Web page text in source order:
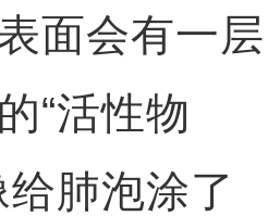
面会有一层
“活性物
给肺泡涂了